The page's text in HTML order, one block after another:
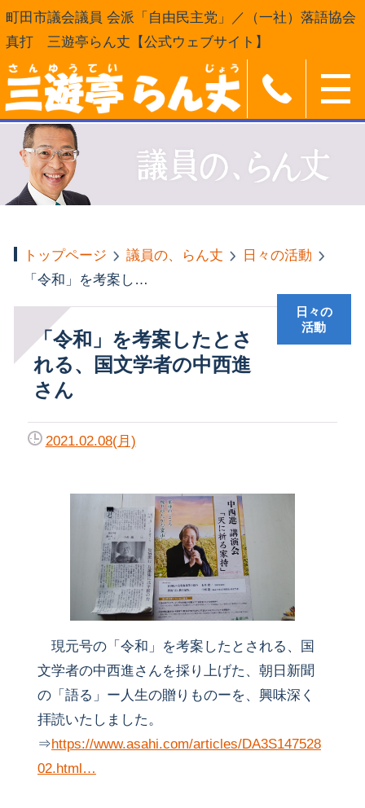
町田市議会議員 会派「自由民主党」／（一社）落語協会
真打 三遊亭らん丈【公式ウェブサイト】
トップページ 議員の、らん丈
日々の活動
「令和」を考案したとされる、国文学者の中西進さん
「令和」を考案したとさ
れる、国文学者の中西進
さん
日々の
活動
2021.02.08(月)
現元号の「令和」を考案したとされる、国
文学者の中西進さんを採り上げた、朝日新聞
の「語る」ー人生の贈りものーを、興味深く
拝読いたしました。
⇒https://www.asahi.com/articles/DA3S147528
02.html…